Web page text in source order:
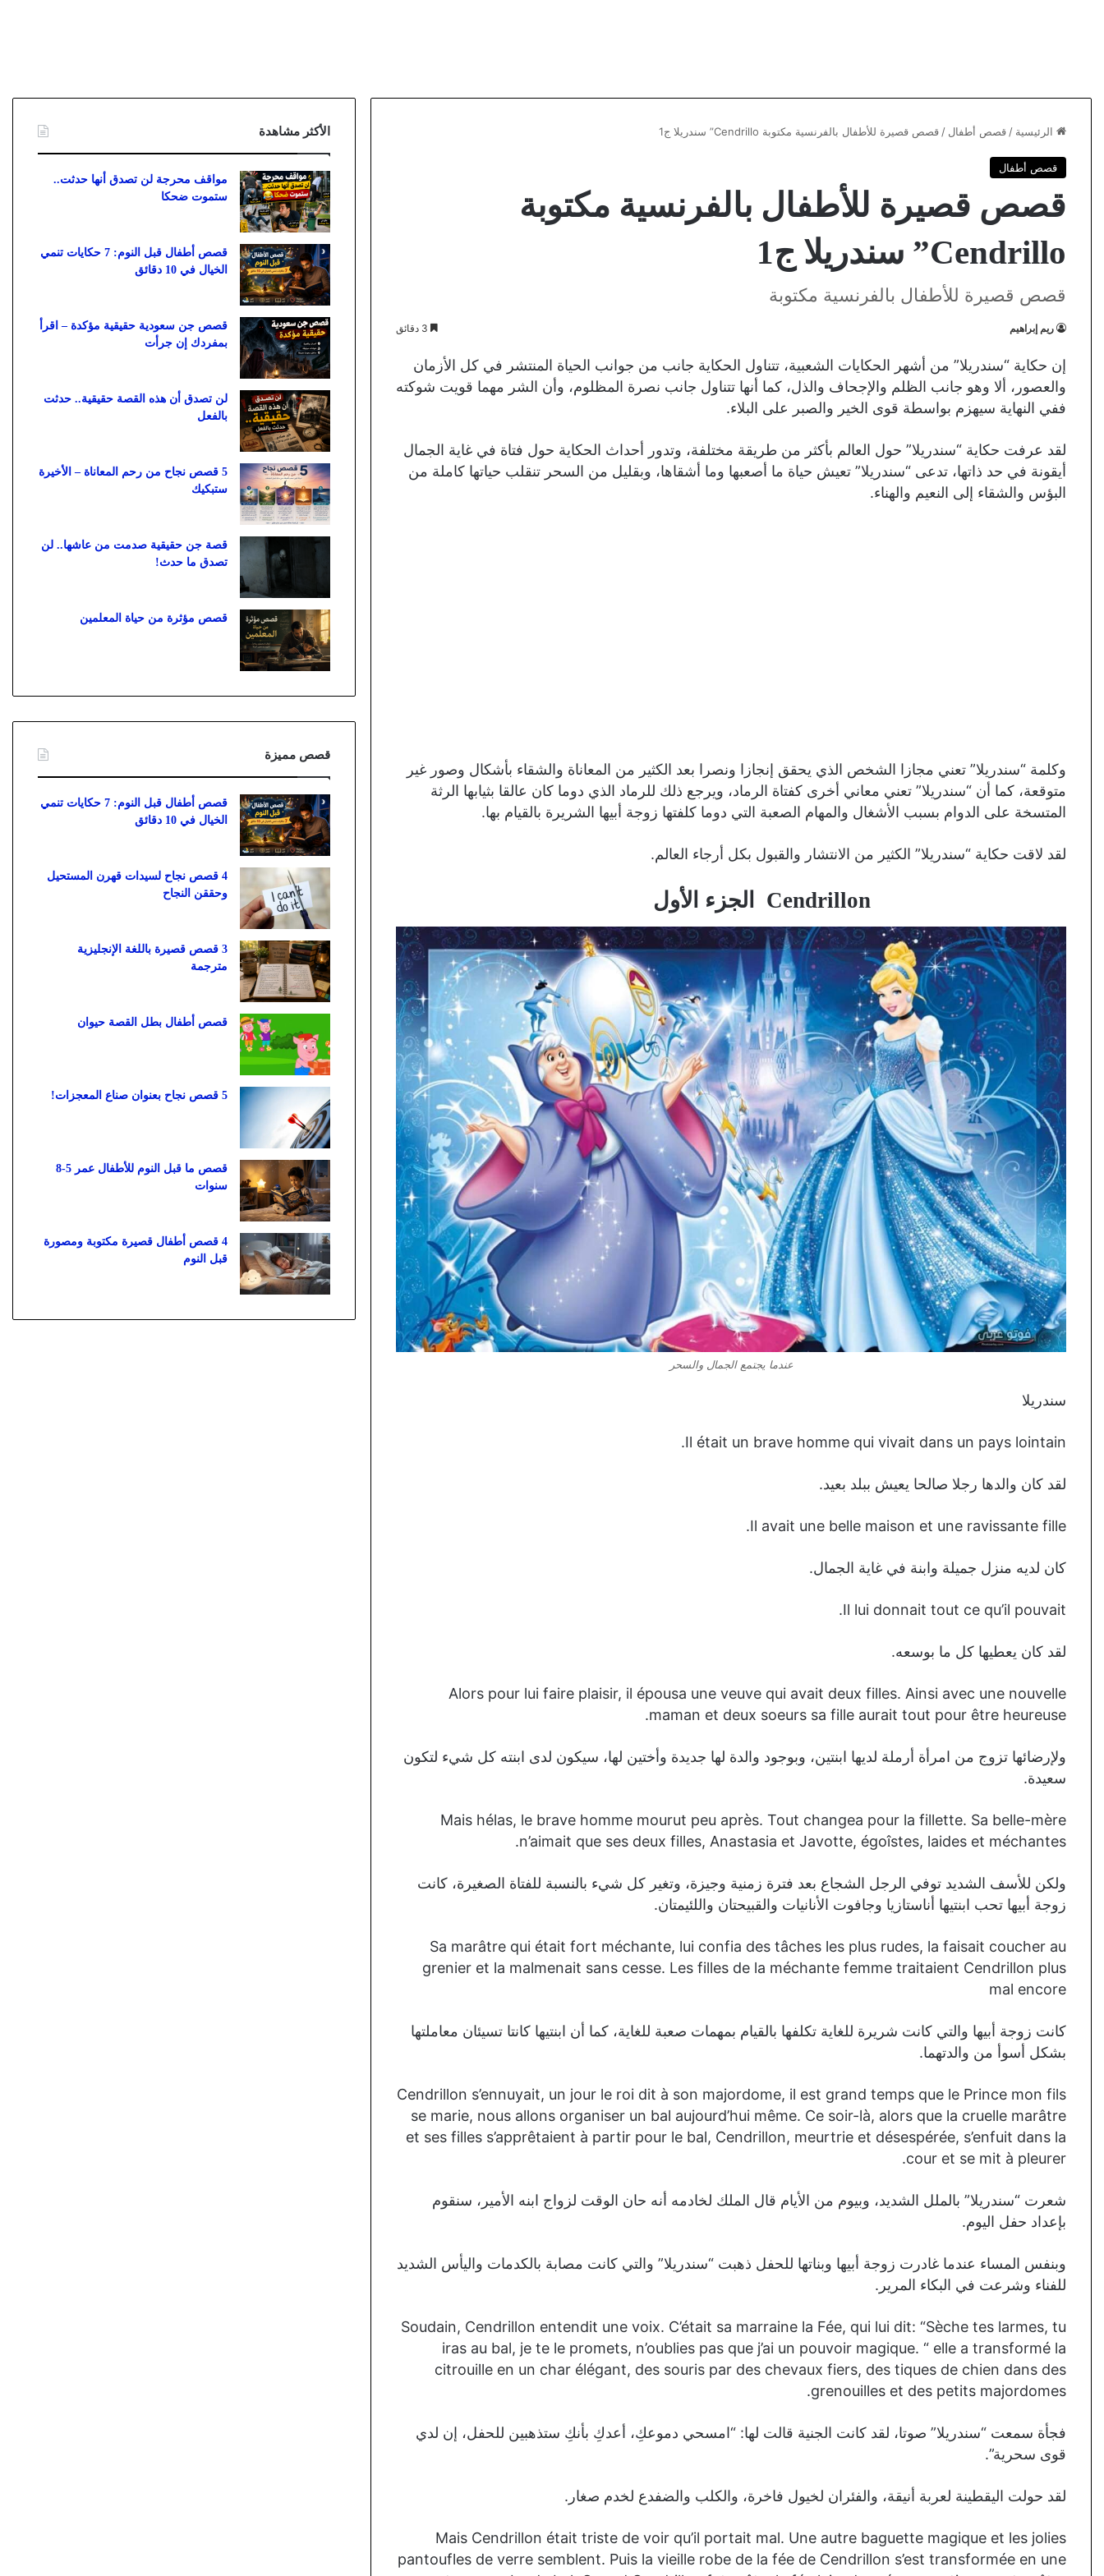
الرئيسية / قصص أطفال / قصص قصيرة للأطفال بالفرنسية مكتوبة Cendrillo” سندريلا ج1
قصص أطفال
قصص قصيرة للأطفال بالفرنسية مكتوبة
Cendrillo” سندريلا ج1
قصص قصيرة للأطفال بالفرنسية مكتوبة
ريم إبراهيم
إن حكاية “سندريلا” من أشهر الحكايات الشعبية، تتناول الحكاية جانب من جوانب الحياة المنتشر في كل الأزمان
والعصور، ألا وهو جانب الظلم والإجحاف والذل، كما أنها تتناول جانب نصرة المظلوم، وأن الشر مهما قويت شوكته
ففي النهاية سيهزم بواسطة قوى الخير والصبر على البلاء.
لقد عرفت حكاية “سندريلا” حول العالم بأكثر من طريقة مختلفة، وتدور أحداث الحكاية حول فتاة في غاية الجمال
أيقونة في حد ذاتها، تدعى “سندريلا” تعيش حياة ما أصعبها وما أشقاها، وبقليل من السحر تنقلب حياتها كاملة من
البؤس والشقاء إلى النعيم والهناء.
وكلمة “سندريلا” تعني مجازا الشخص الذي يحقق إنجازا ونصرا بعد الكثير من المعاناة والشقاء بأشكال وصور غير
متوقعة، كما أن “سندريلا” تعني معاني أخرى كفتاة الرماد، ويرجع ذلك للرماد الذي دوما كان عالقا بثيابها الرثة
المتسخة على الدوام بسبب الأشغال والمهام الصعبة التي دوما كلفتها زوجة أبيها الشريرة بالقيام بها.
لقد لاقت حكاية “سندريلا” الكثير من الانتشار والقبول بكل أرجاء العالم.
عندما يجتمع الجمال والسحر
سندريلا
Il était un brave homme qui vivait dans un pays lointain.
لقد كان والدها رجلا صالحا يعيش ببلد بعيد.
Il avait une belle maison et une ravissante fille.
كان لديه منزل جميلة وابنة في غاية الجمال.
Il lui donnait tout ce qu’il pouvait.
لقد كان يعطيها كل ما بوسعه.
Alors pour lui faire plaisir, il épousa une veuve qui avait deux filles. Ainsi avec une nouvelle
maman et deux soeurs sa fille aurait tout pour être heureuse.
ولإرضائها تزوج من امرأة أرملة لديها ابنتين، وبوجود والدة لها جديدة وأختين لها، سيكون لدى ابنته كل شيء لتكون
سعيدة.
Mais hélas, le brave homme mourut peu après. Tout changea pour la fillette. Sa belle-mère
n’aimait que ses deux filles, Anastasia et Javotte, égoîstes, laides et méchantes.
ولكن للأسف الشديد توفي الرجل الشجاع بعد فترة زمنية وجيزة، وتغير كل شيء بالنسبة للفتاة الصغيرة، كانت
زوجة أبيها تحب ابنتيها أناستازيا وجافوت الأنانيات والقبيحتان واللئيمتان.
Sa marâtre qui était fort méchante, lui confia des tâches les plus rudes, la faisait coucher au
grenier et la malmenait sans cesse. Les filles de la méchante femme traitaient Cendrillon plus
mal encore
كانت زوجة أبيها والتي كانت شريرة للغاية تكلفها بالقيام بمهمات صعبة للغاية، كما أن ابنتيها كانتا تسيئان معاملتها
بشكل أسوأ من والدتهما.
Cendrillon s’ennuyait, un jour le roi dit à son majordome, il est grand temps que le Prince mon fils
se marie, nous allons organiser un bal aujourd’hui même. Ce soir-là, alors que la cruelle marâtre
et ses filles s’apprêtaient à partir pour le bal, Cendrillon, meurtrie et désespérée, s’enfuit dans la
cour et se mit à pleurer.
شعرت “سندريلا” بالملل الشديد، وبيوم من الأيام قال الملك لخادمه أنه حان الوقت لزواج ابنه الأمير، سنقوم
بإعداد حفل اليوم.
وبنفس المساء عندما غادرت زوجة أبيها وبناتها للحفل ذهبت “سندريلا” والتي كانت مصابة بالكدمات واليأس الشديد
للفناء وشرعت في البكاء المرير.
Soudain, Cendrillon entendit une voix. C’était sa marraine la Fée, qui lui dit: “Sèche tes larmes, tu
iras au bal, je te le promets, n’oublies pas que j’ai un pouvoir magique. “ elle a transformé la
citrouille en un char élégant, des souris par des chevaux fiers, des tiques de chien dans des
grenouilles et des petits majordomes.
فجأة سمعت “سندريلا” صوتا، لقد كانت الجنية قالت لها: “امسحي دموعكِ، أعدكِ بأنكِ ستذهبين للحفل، إن لدي
قوى سحرية”.
لقد حولت اليقطينة لعربة أنيقة، والفئران لخيول فاخرة، والكلب والضفدع لخدم صغار.
Mais Cendrillon était triste de voir qu’il portait mal. Une autre baguette magique et les jolies
pantoufles de verre semblent. Puis la vieille robe de la fée de Cendrillon s’est transformée en une
الأكثر مشاهدة
مواقف محرجة لن تصدق أنها حدثت..
ستموت ضحكا
قصص أطفال قبل النوم: 7 حكايات تنمي
الخيال في 10 دقائق
قصص جن سعودية حقيقية مؤكدة – اقرأ
بمفردك إن جرأت
لن تصدق أن هذه القصة حقيقية.. حدثت
بالفعل
5 قصص نجاح من رحم المعاناة – الأخيرة
ستبكيك
قصة جن حقيقية صدمت من عاشها.. لن
تصدق ما حدث!
قصص مؤثرة من حياة المعلمين
قصص مميزة
قصص أطفال قبل النوم: 7 حكايات تنمي
الخيال في 10 دقائق
4 قصص نجاح لسيدات قهرن المستحيل
وحققن النجاح
3 قصص قصيرة باللغة الإنجليزية
مترجمة
قصص أطفال بطل القصة حيوان
5 قصص نجاح بعنوان صناع المعجزات!
قصص ما قبل النوم للأطفال عمر 5-8
سنوات
4 قصص أطفال قصيرة مكتوبة ومصورة
قبل النوم